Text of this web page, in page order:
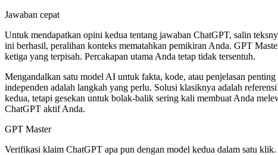
Jawaban cepat
Untuk mendapatkan opini kedua tentang jawaban ChatGPT, salin
ini berhasil, peralihan konteks mematahkan pemikiran Anda. GPT
ketiga yang terpisah. Percakapan utama Anda tetap tidak tersentuh.
Mengandalkan satu model AI untuk fakta, kode, atau penjelasan
independen adalah langkah yang perlu. Solusi klasiknya adalah
kedua, tetapi gesekan untuk bolak-balik sering kali membuat Anda
ChatGPT aktif Anda.
GPT Master
Verifikasi klaim ChatGPT apa pun dengan model kedua dalam satu klik.